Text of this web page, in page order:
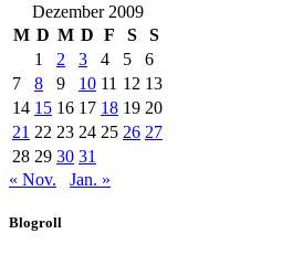
Dezember 2009
M D M D F S
S
1
2 3 4 5
6
7
8 9 10 11 12 13
14 15 16 17 18 19 20
21 22 23 24 25 26 27
28 29 30 31
« Nov.
Jan. »
Blogroll